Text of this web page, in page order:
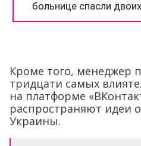
Кроме того, менеджер
тридцати самых
на платформе
распространяют идеи
Украины.